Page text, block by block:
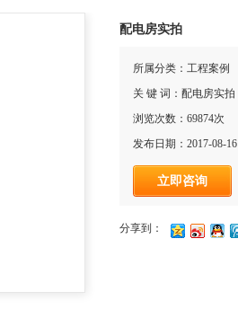
配电房实拍
所属分类：工程案例
关 键 词：配电房实拍
浏览次数：69874次
发布日期：2017-08-16
立即咨询
分享到：